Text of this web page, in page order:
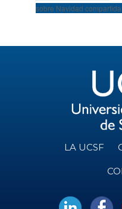
sobre Navidad compartida
LA UCSF